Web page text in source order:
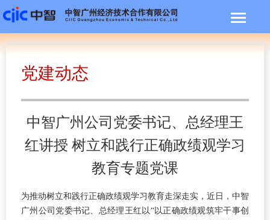
党建动态
中智广州公司党委书记、总经理王
红讲授 树立和践行正确政绩观学习
教育专题党课
为推动树立和践行正确政绩观学习教育走深走实，近日，中智
广州公司党委书记、总经理王红以“以正确政绩观筑牢干事创